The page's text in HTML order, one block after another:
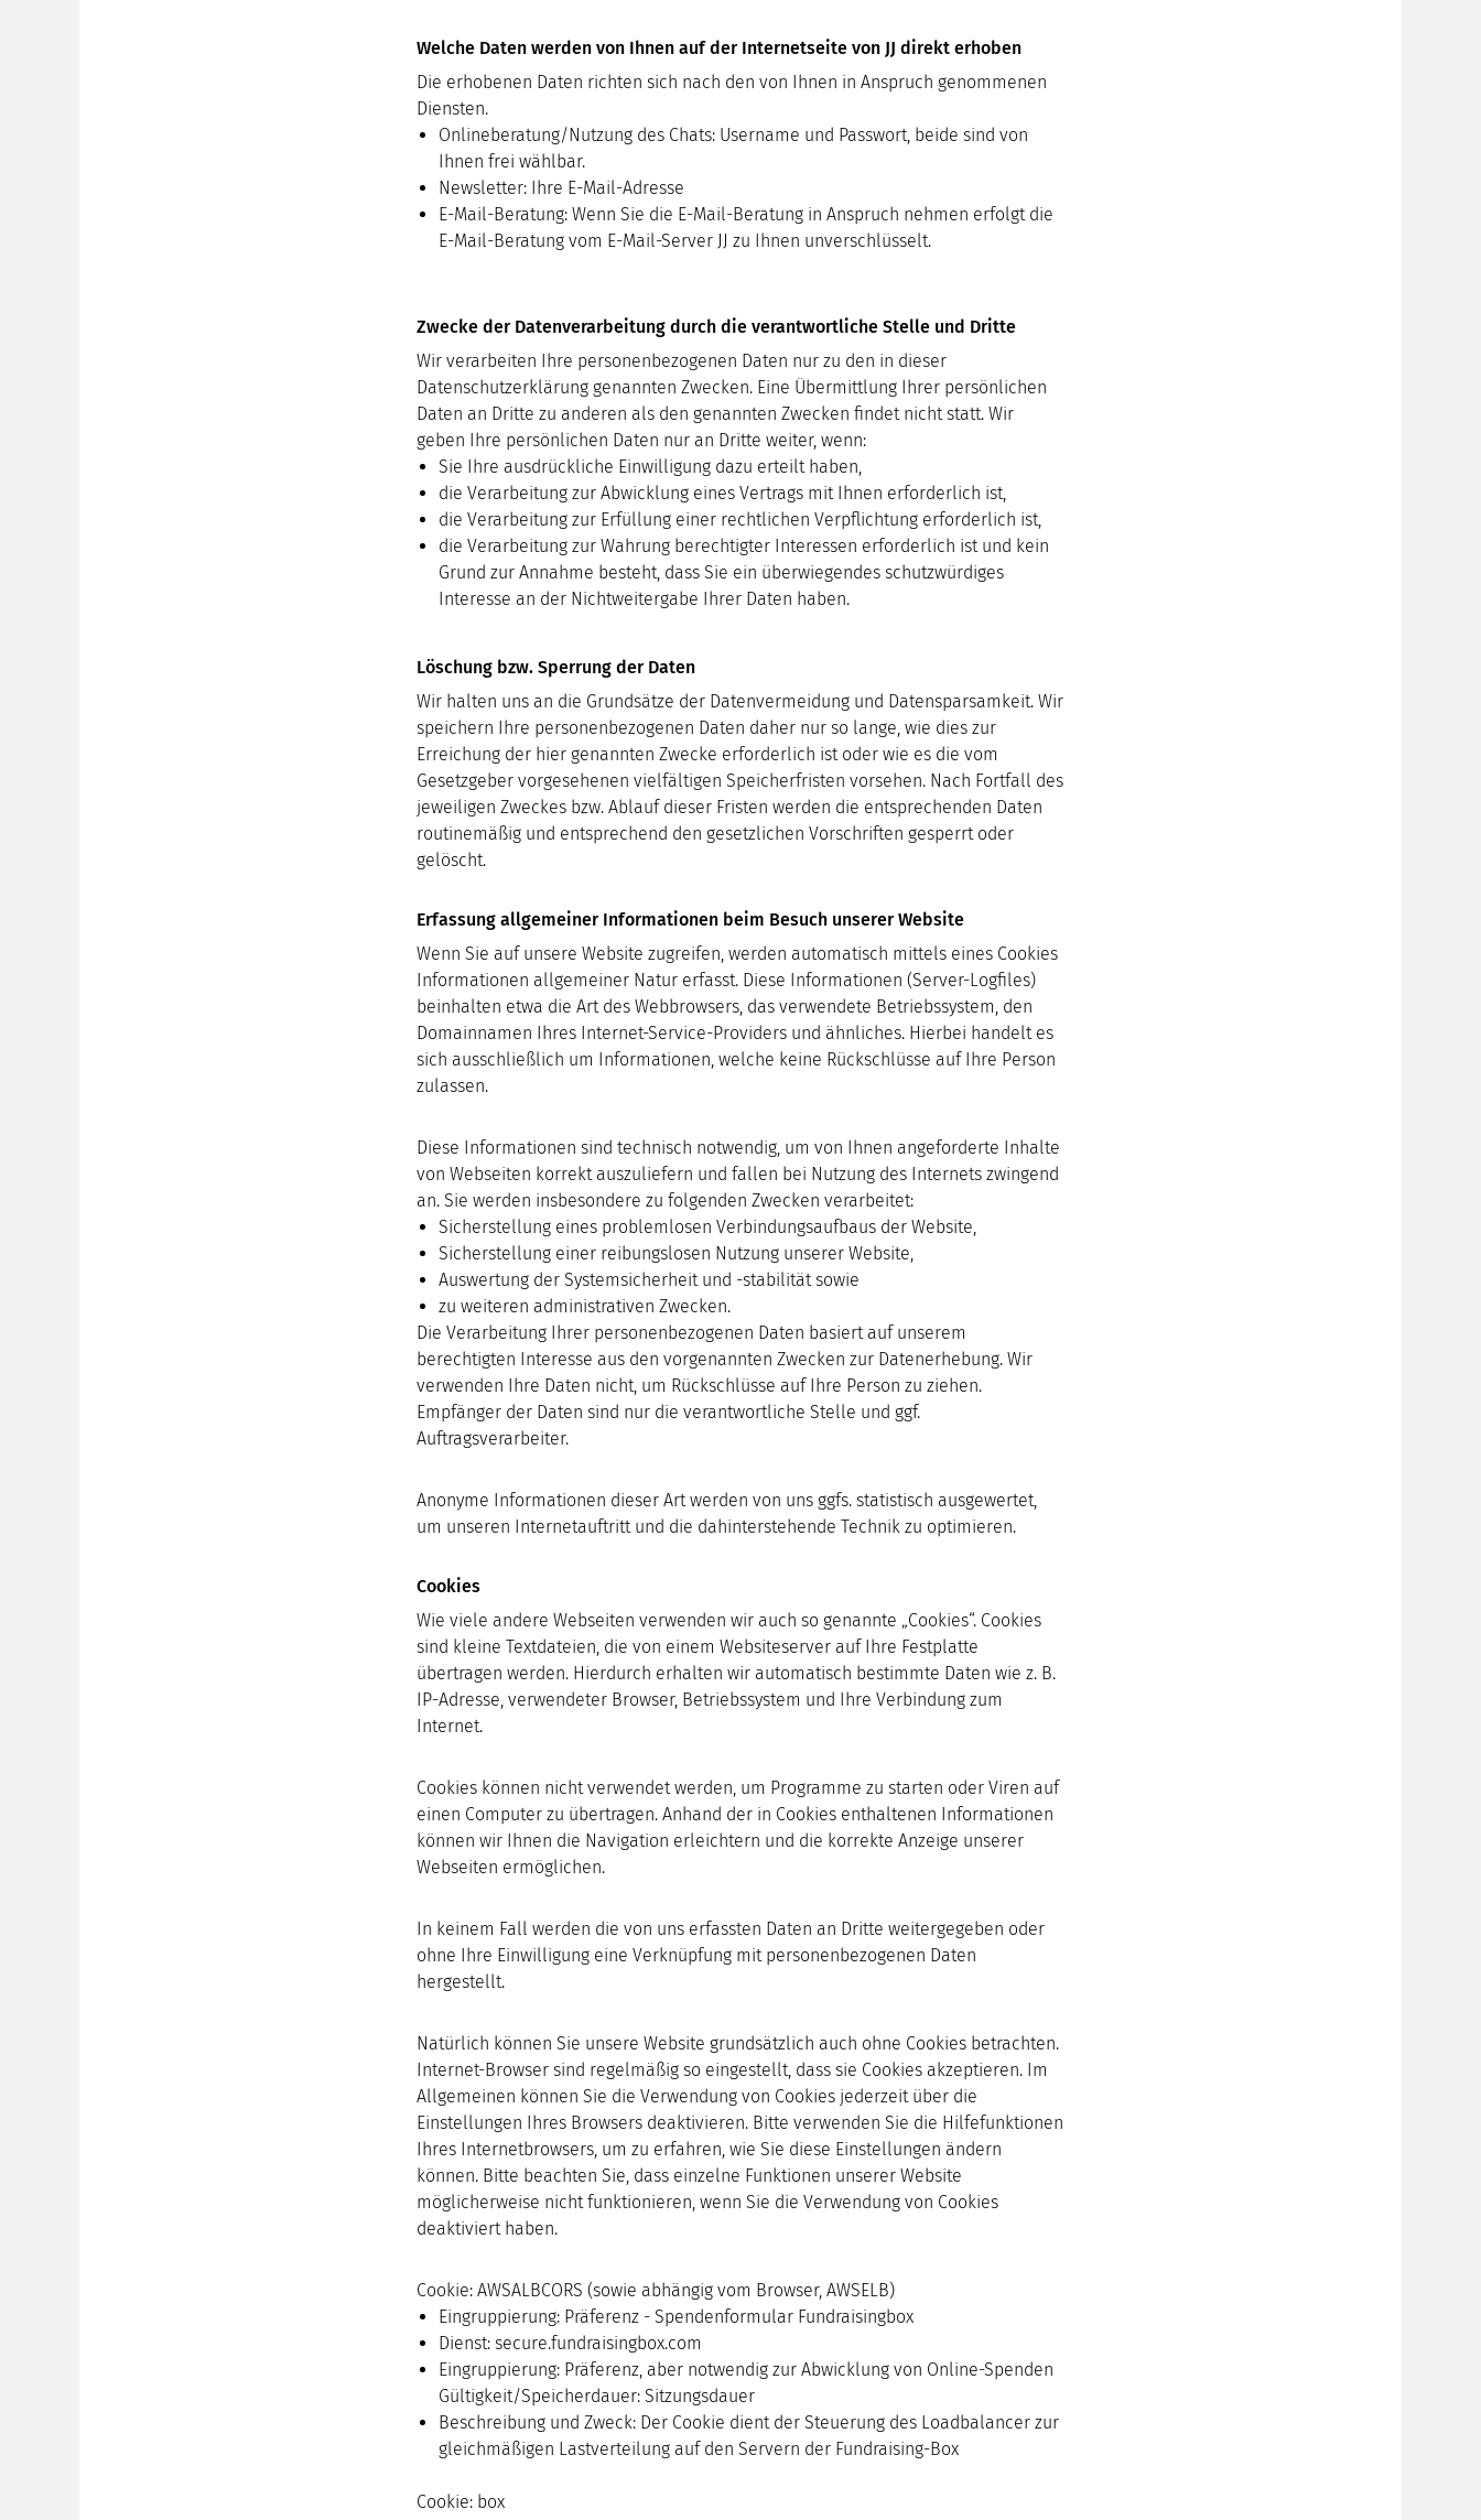
Welche Daten werden von Ihnen auf der Internetseite von JJ direkt erhoben
Die erhobenen Daten richten sich nach den von Ihnen in Anspruch genommenen
Diensten.
Onlineberatung/Nutzung des Chats: Username und Passwort, beide sind von
Ihnen frei wählbar.
Newsletter: Ihre E-Mail-Adresse
E-Mail-Beratung: Wenn Sie die E-Mail-Beratung in Anspruch nehmen erfolgt die
E-Mail-Beratung vom E-Mail-Server JJ zu Ihnen unverschlüsselt.
Zwecke der Datenverarbeitung durch die verantwortliche Stelle und Dritte
Wir verarbeiten Ihre personenbezogenen Daten nur zu den in dieser
Datenschutzerklärung genannten Zwecken. Eine Übermittlung Ihrer persönlichen
Daten an Dritte zu anderen als den genannten Zwecken findet nicht statt. Wir
geben Ihre persönlichen Daten nur an Dritte weiter, wenn:
Sie Ihre ausdrückliche Einwilligung dazu erteilt haben,
die Verarbeitung zur Abwicklung eines Vertrags mit Ihnen erforderlich ist,
die Verarbeitung zur Erfüllung einer rechtlichen Verpflichtung erforderlich ist,
die Verarbeitung zur Wahrung berechtigter Interessen erforderlich ist und kein
Grund zur Annahme besteht, dass Sie ein überwiegendes schutzwürdiges
Interesse an der Nichtweitergabe Ihrer Daten haben.
Löschung bzw. Sperrung der Daten
Wir halten uns an die Grundsätze der Datenvermeidung und Datensparsamkeit. Wir
speichern Ihre personenbezogenen Daten daher nur so lange, wie dies zur
Erreichung der hier genannten Zwecke erforderlich ist oder wie es die vom
Gesetzgeber vorgesehenen vielfältigen Speicherfristen vorsehen. Nach Fortfall des
jeweiligen Zweckes bzw. Ablauf dieser Fristen werden die entsprechenden Daten
routinemäßig und entsprechend den gesetzlichen Vorschriften gesperrt oder
gelöscht.
Erfassung allgemeiner Informationen beim Besuch unserer Website
Wenn Sie auf unsere Website zugreifen, werden automatisch mittels eines Cookies
Informationen allgemeiner Natur erfasst. Diese Informationen (Server-Logfiles)
beinhalten etwa die Art des Webbrowsers, das verwendete Betriebssystem, den
Domainnamen Ihres Internet-Service-Providers und ähnliches. Hierbei handelt es
sich ausschließlich um Informationen, welche keine Rückschlüsse auf Ihre Person
zulassen.
Diese Informationen sind technisch notwendig, um von Ihnen angeforderte Inhalte
von Webseiten korrekt auszuliefern und fallen bei Nutzung des Internets zwingend
an. Sie werden insbesondere zu folgenden Zwecken verarbeitet:
Sicherstellung eines problemlosen Verbindungsaufbaus der Website,
Sicherstellung einer reibungslosen Nutzung unserer Website,
Auswertung der Systemsicherheit und -stabilität sowie
zu weiteren administrativen Zwecken.
Die Verarbeitung Ihrer personenbezogenen Daten basiert auf unserem
berechtigten Interesse aus den vorgenannten Zwecken zur Datenerhebung. Wir
verwenden Ihre Daten nicht, um Rückschlüsse auf Ihre Person zu ziehen.
Empfänger der Daten sind nur die verantwortliche Stelle und ggf.
Auftragsverarbeiter.
Anonyme Informationen dieser Art werden von uns ggfs. statistisch ausgewertet,
um unseren Internetauftritt und die dahinterstehende Technik zu optimieren.
Cookies
Wie viele andere Webseiten verwenden wir auch so genannte „Cookies“. Cookies
sind kleine Textdateien, die von einem Websiteserver auf Ihre Festplatte
übertragen werden. Hierdurch erhalten wir automatisch bestimmte Daten wie z. B.
IP-Adresse, verwendeter Browser, Betriebssystem und Ihre Verbindung zum
Internet.
Cookies können nicht verwendet werden, um Programme zu starten oder Viren auf
einen Computer zu übertragen. Anhand der in Cookies enthaltenen Informationen
können wir Ihnen die Navigation erleichtern und die korrekte Anzeige unserer
Webseiten ermöglichen.
In keinem Fall werden die von uns erfassten Daten an Dritte weitergegeben oder
ohne Ihre Einwilligung eine Verknüpfung mit personenbezogenen Daten
hergestellt.
Natürlich können Sie unsere Website grundsätzlich auch ohne Cookies betrachten.
Internet-Browser sind regelmäßig so eingestellt, dass sie Cookies akzeptieren. Im
Allgemeinen können Sie die Verwendung von Cookies jederzeit über die
Einstellungen Ihres Browsers deaktivieren. Bitte verwenden Sie die Hilfefunktionen
Ihres Internetbrowsers, um zu erfahren, wie Sie diese Einstellungen ändern
können. Bitte beachten Sie, dass einzelne Funktionen unserer Website
möglicherweise nicht funktionieren, wenn Sie die Verwendung von Cookies
deaktiviert haben.
Cookie: AWSALBCORS (sowie abhängig vom Browser, AWSELB)
Eingruppierung: Präferenz - Spendenformular Fundraisingbox
Dienst: secure.fundraisingbox.com
Eingruppierung: Präferenz, aber notwendig zur Abwicklung von Online-Spenden
Gültigkeit/Speicherdauer: Sitzungsdauer
Beschreibung und Zweck: Der Cookie dient der Steuerung des Loadbalancer zur
gleichmäßigen Lastverteilung auf den Servern der Fundraising-Box
Cookie: box